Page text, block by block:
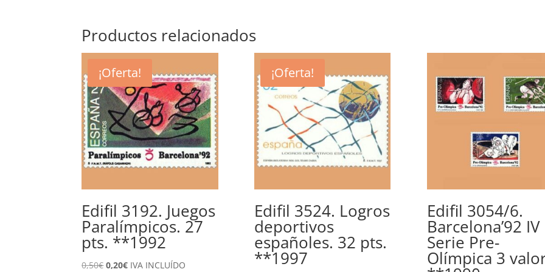
Productos relacionados
¡Oferta!
Edifil 3192. Juegos
Paralímpicos. 27
pts. **1992
0,50€El
0,20€ElIVA INCLUÍDO
¡Oferta!
Edifil 3524. Logros
deportivos
españoles. 32 pts.
**1997
Edifil 3054/6.
Barcelona’92 IV
Serie Pre-
Olímpica 3